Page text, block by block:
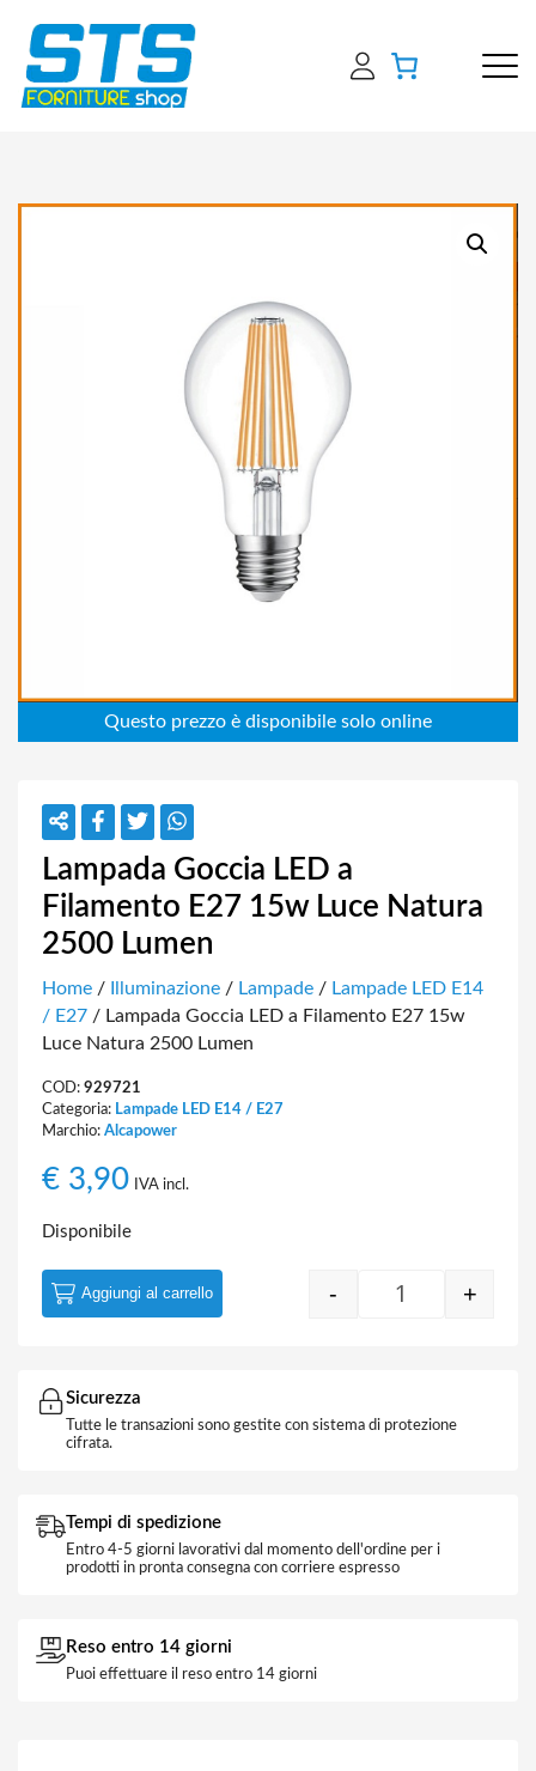
Lampada Goccia LED a
Filamento E27 15w Luce Natura
2500 Lumen
Home / Illuminazione / Lampade / Lampade LED E14
/ E27 / Lampada Goccia LED a Filamento E27 15w
Luce Natura 2500 Lumen
COD: 929721
Categoria: Lampade LED E14 / E27
Marchio: Alcapower
€ 3,90 IVA incl.
Disponibile
Lampada
- +
Aggiungi al carrello
Sicurezza
Tutte le transazioni sono gestite con sistema di protezione
cifrata.
Tempi di spedizione
Entro 4-5 giorni lavorativi dal momento dell'ordine per i
prodotti in pronta consegna con corriere espresso
Reso entro 14 giorni
Puoi effettuare il reso entro 14 giorni